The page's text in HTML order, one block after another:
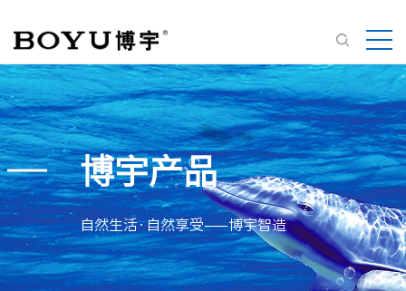
博宇产品
自然生活·自然享受——博宇智造